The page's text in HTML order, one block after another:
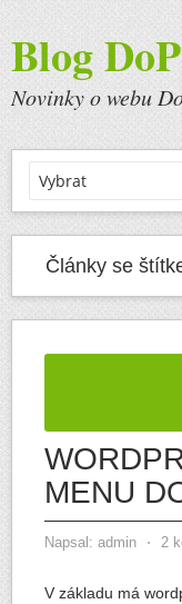
Blog
Novinky o webu
Články se
MENU
Napsal: admin ⋅ 2
V základu má